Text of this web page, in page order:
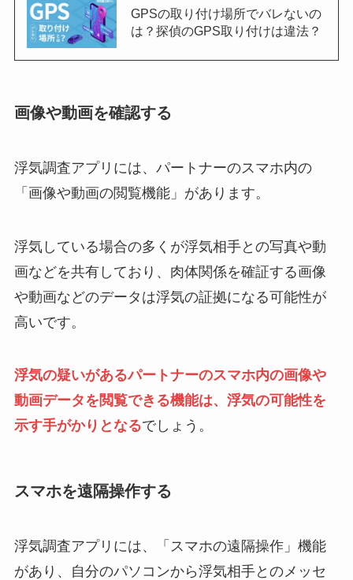
GPSの取り付け場所でバレないの
は？探偵のGPS取り付けは違法？
画像や動画を確認する
浮気調査アプリには、パートナーのスマホ内の
「画像や動画の閲覧機能」があります。
浮気している場合の多くが浮気相手との写真や動
画などを共有しており、肉体関係を確証する画像
や動画などのデータは浮気の証拠になる可能性が
高いです。
浮気の疑いがあるパートナーのスマホ内の画像や
動画データを閲覧できる機能は、浮気の可能性を
示す手がかりとなるでしょう。
スマホを遠隔操作する
浮気調査アプリには、「スマホの遠隔操作」機能
があり、自分のパソコンから浮気相手とのメッセ